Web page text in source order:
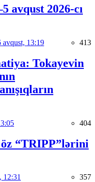
avqust 2026-cı
avqust, 13:19 413
Tokayevin
404
“TRIPP”lərini
12:31 357